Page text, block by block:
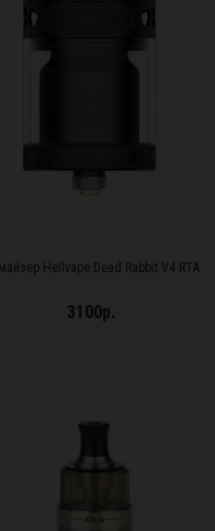
Hellvape Dead Rabbit V4 RTA
3100р.